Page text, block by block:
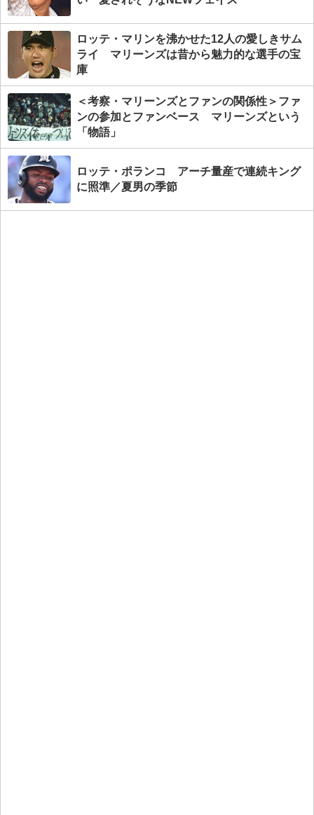
ロッテ・マリンを沸かせた12人の愛しきサム
ライ マリーンズは昔から魅力的な選手の宝
庫
＜考察・マリーンズとファンの関係性＞ファ
ンの参加とファンベース マリーンズという
「物語」
ロッテ・ポランコ アーチ量産で連続キング
に照準／夏男の季節